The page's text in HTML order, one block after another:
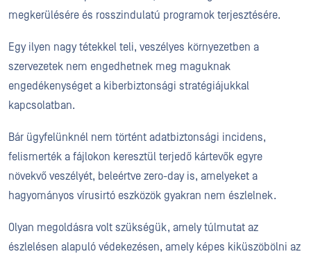
megkerülésére és rosszindulatú programok terjesztésére.
Egy ilyen nagy tétekkel teli, veszélyes környezetben a
szervezetek nem engedhetnek meg maguknak
engedékenységet a kiberbiztonsági stratégiájukkal
kapcsolatban.
Bár ügyfelünknél nem történt adatbiztonsági incidens,
felismerték a fájlokon keresztül terjedő kártevők egyre
növekvő veszélyét, beleértve zero-day is, amelyeket a
hagyományos vírusirtó eszközök gyakran nem észlelnek.
Olyan megoldásra volt szükségük, amely túlmutat az
észlelésen alapuló védekezésen, amely képes kiküszöbölni az